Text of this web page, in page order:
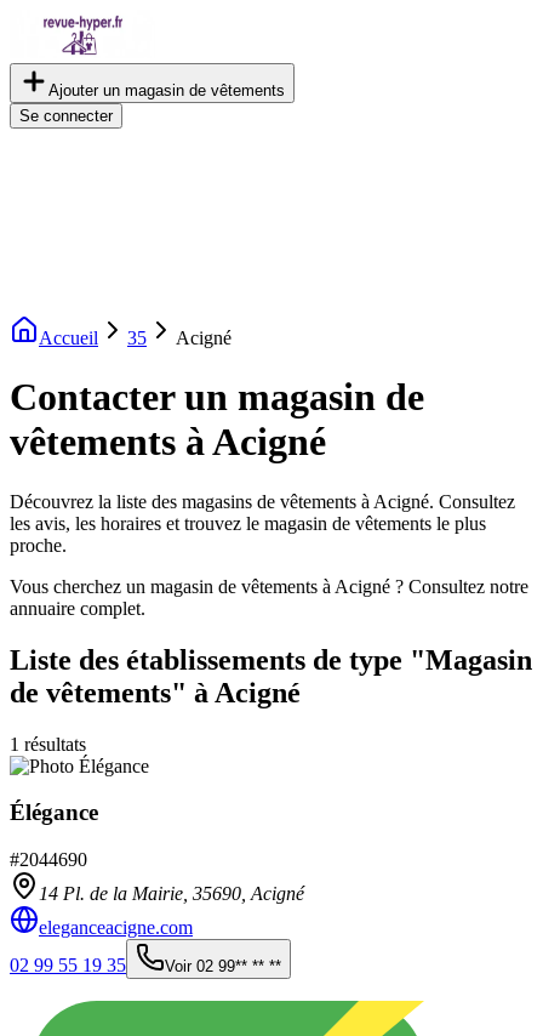
Ajouter un magasin de vêtements
Se connecter
Accueil 35 Acigné
Contacter un magasin de
vêtements à Acigné
Découvrez la liste des magasins de vêtements à Acigné. Consultez
les avis, les horaires et trouvez le magasin de vêtements le plus
proche.
Vous cherchez un magasin de vêtements à Acigné ? Consultez notre
annuaire complet.
Liste des établissements de type "Magasin
de vêtements" à Acigné
1 résultats
Élégance
#2044690
14 Pl. de la Mairie, 35690 Acigné
eleganceacigne.com
02 99 55 19 35
Voir 02 99** ** **